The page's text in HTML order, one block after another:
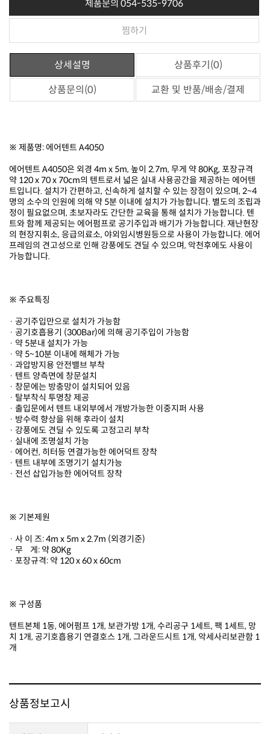
제품문의 054-535-9706
찜하기
상세설명
상품후기(0)
상품문의(0)
교환 및 반품/배송/결제
※ 제품명: 에어텐트 A4050
가능합니다.
※ 주요특징
· 공기주입만으로 설치가 가능함
· 공기호흡용기 (300Bar)에 의해 공기주입이 가능함
· 약 5분내 설치가 가능
· 약 5~10분 이내에 해체가 가능
· 과압방지용 안전밸브 부착
· 텐트 양측면에 창문설치
· 창문에는 방충망이 설치되어 있음
· 탈부착식 투명창 제공
· 출입문에서 텐트 내외부에서 개방가능한 이중지퍼 사용
· 방수력 향상을 위해 후라이 설치
· 강풍에도 견딜 수 있도록 고정고리 부착
· 실내에 조명설치 가능
· 에어컨, 히터등 연결가능한 에어덕트 장착
· 텐트 내부에 조명기기 설치가능
· 전선 삽입가능한 에어덕트 장착
※ 기본제원
· 사 이 즈: 4m x 5m x 2.7m (외경기준)
· 무 게: 약 80Kg
· 포장규격: 약 120 x 60 x 60cm
※ 구성품
개
상품정보고시